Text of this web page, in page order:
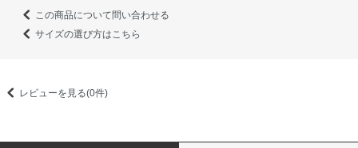
この商品について問い合わせる
サイズの選び方はこちら
レビューを見る(0件)